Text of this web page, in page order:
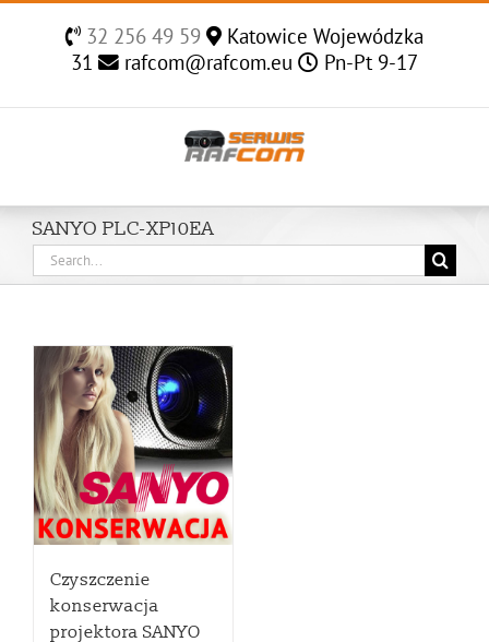
32 256 49 59
Katowice Wojewódzka
31
rafcom@rafcom.eu Pn-Pt 9-17
SANYO PLC-XP10EA
Search
for:
Czyszczenie
konserwacja
projektora SANYO